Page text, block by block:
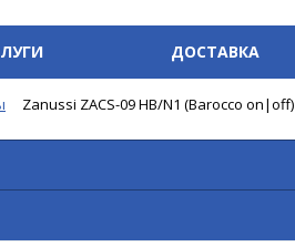
ДОСТАВКА
Zanussi ZACS-09 HB/N1 (Barocco on|off)